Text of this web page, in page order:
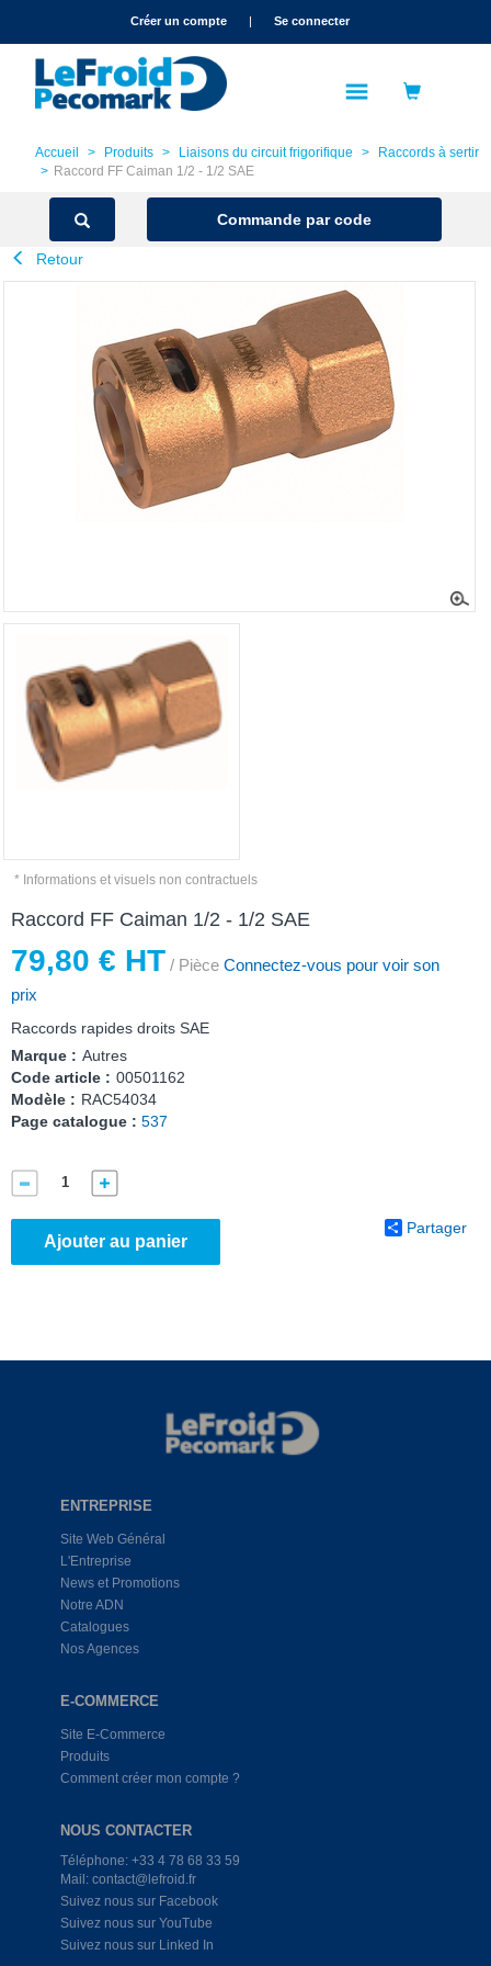
text.skipToNavigationCréer un compte | Se connecter
Accueil Produits Liaisons du circuit frigorifique
Raccords à sertir
Raccord FF Caiman 1/2 - 1/2 SAE
Commande par code
Retour
* Informations et visuels non contractuels
Raccord FF Caiman 1/2 - 1/2 SAE
79,80 € HT / Pièce Connectez-vous pour voir son
prix
Raccords rapides droits SAE
Marque : Autres
Code article : 00501162
Modèle : RAC54034
Page catalogue : 537
Ajouter au panier
Partager
ENTREPRISE
Site Web Général
L'Entreprise
News et Promotions
Notre ADN
Catalogues
Nos Agences
E-COMMERCE
Site E-Commerce
Produits
Comment créer mon compte ?
NOUS CONTACTER
Téléphone: +33 4 78 68 33 59
Mail: contact@lefroid.fr
Suivez nous sur Facebook
Suivez nous sur YouTube
Suivez nous sur Linked In